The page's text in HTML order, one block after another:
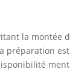
la montée
préparation